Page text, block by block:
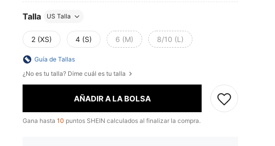
Talla US Talla
2 (XS) 4 (S) 6 (M) 8/10 (L)
Guía de Tallas
¿No es tu talla? Dime cuál es tu talla
AÑADIR A LA BOLSA
Gana hasta 10 puntos SHEIN calculados al finalizar la compra.